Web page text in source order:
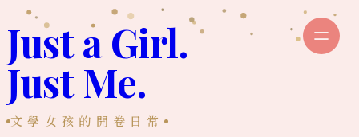
至
主
內
容
Just a Girl.
Just Me.
文學女孩的開卷日常